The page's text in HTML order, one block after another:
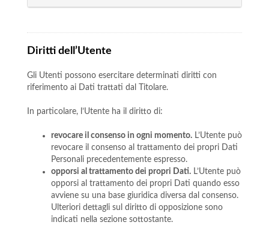
Diritti dell’Utente
Gli Utenti possono esercitare determinati diritti con
riferimento ai Dati trattati dal Titolare.
In particolare, l’Utente ha il diritto di:
revocare il consenso in ogni momento.L’Utente può
revocare il consenso al trattamento dei propri Dati
Personali precedentemente espresso.
opporsi al trattamento dei propri Dati.L’Utente può
opporsi al trattamento dei propri Dati quando esso
avviene su una base giuridica diversa dal consenso.
Ulteriori dettagli sul diritto di opposizione sono
indicati nella sezione sottostante.